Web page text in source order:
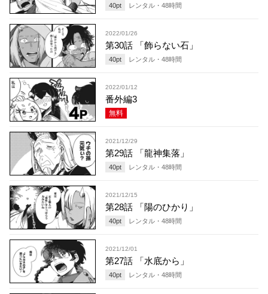
40pt レンタル・ 48時間
2022/01/26
第30話 「飾らない石」
40pt レンタル・ 48時間
2022/01/12
番外編3
無料
2021/12/29
第29話 「龍神集落」
40pt レンタル・ 48時間
2021/12/15
第28話 「陽のひかり」
40pt レンタル・ 48時間
2021/12/01
第27話 「水底から」
40pt レンタル・ 48時間